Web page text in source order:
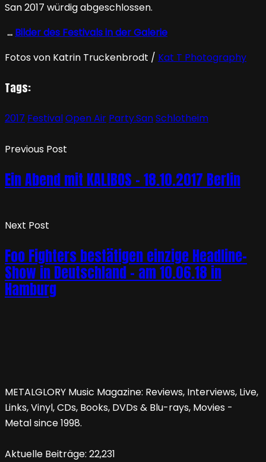
San 2017 würdig abgeschlossen.
… Bilder des Festivals in der Galerie
Fotos von Katrin Truckenbrodt / Kat T Photography
Tags:
2017 FestivalOpen Air Party.SanSchlotheim
Previous Post
Ein Abend mit KALIBOS – 18.10.2017 Berlin
Next Post
Foo Fighters bestätigen einzige Headline-
Show in Deutschland – am 10.06.18 in
Hamburg
METALGLORY Music Magazine: Reviews, Interviews, Live,
Links, Vinyl, CDs, Books, DVDs & Blu-rays, Movies -
Metal since 1998.
Aktuelle Beiträge: 22,231